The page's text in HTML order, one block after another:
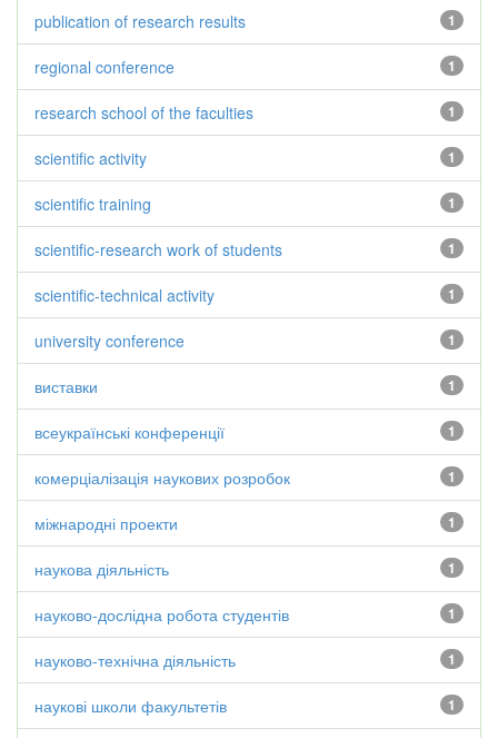
1
publication of research results
1
regional conference
1
research school of the faculties
1
scientific activity
1
scientific training
1
scientific-research work of students
1
scientific-technical activity
1
university conference
1
виставки
1
всеукраїнські конференції
1
комерціалізація наукових розробок
1
міжнародні проекти
1
наукова діяльність
1
науково-дослідна робота студентів
1
науково-технічна діяльність
1
наукові школи факультетів